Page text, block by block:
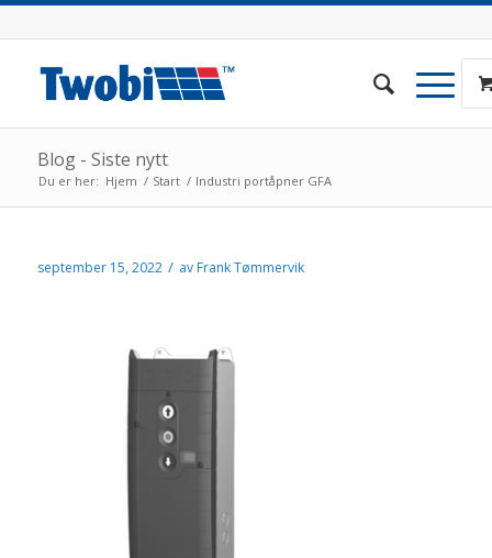
Blog - Siste nytt
Du er her: Hjem / Start / Industri portåpner GFA
september 15, 2022 / av Frank Tømmervik